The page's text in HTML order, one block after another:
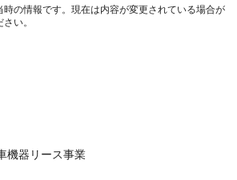
の情報です。現在は内容が変更されている場合が
い。
機器リース事業